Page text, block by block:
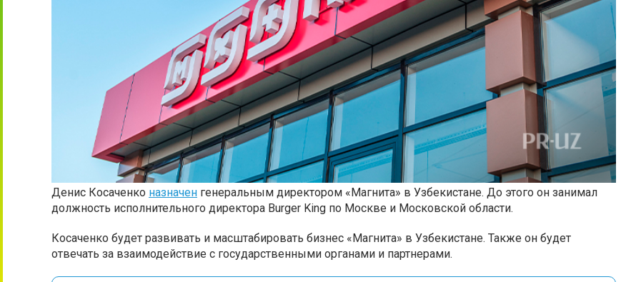
Денис Косаченко назначен генеральным директором «Магнита» в Узбекистане. До этого он занимал
должность исполнительного директора Burger King по Москве и Московской области.
Косаченко будет развивать и масштабировать бизнес «Магнита» в Узбекистане. Также он будет
отвечать за взаимодействие с государственными органами и партнерами.